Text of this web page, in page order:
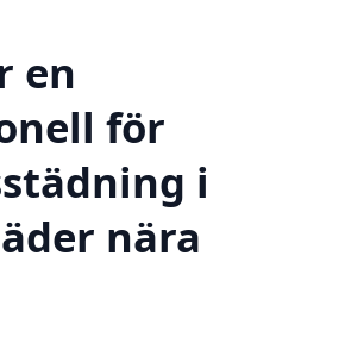
en
för
i
nära